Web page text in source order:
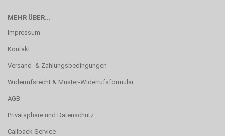
MEHR ÜBER...
Impressum
Kontakt
Versand- & Zahlungsbedingungen
Widerrufsrecht & Muster-Widerrufsformular
AGB
Privatsphäre und Datenschutz
Callback Service